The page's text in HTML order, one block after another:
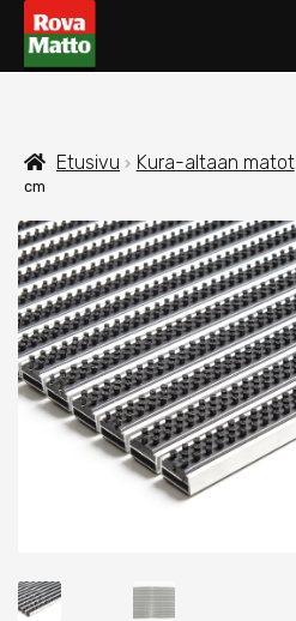
Tuotteet
Tietoa meistä
Ohjeet
Yhteystiedot
Siirry
navigointiin
Siirry
sisältöön
Etusivu Kura-altaan matot
cm